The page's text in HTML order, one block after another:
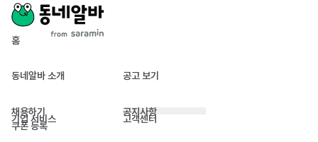
홈
동네알바 소개 공고 보기
채용하기
기업 서비스
쿠폰 등록
공지사항
고객센터